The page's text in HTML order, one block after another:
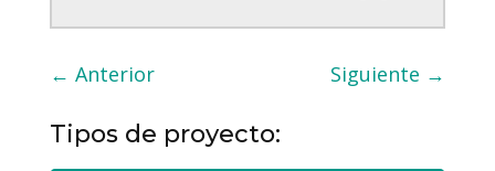
← Anterior Siguiente →
Tipos de proyecto: